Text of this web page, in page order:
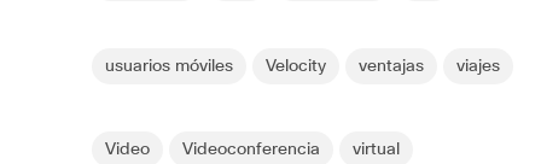
usuarios móviles Velocity ventajas viajes
Video Videoconferencia virtual